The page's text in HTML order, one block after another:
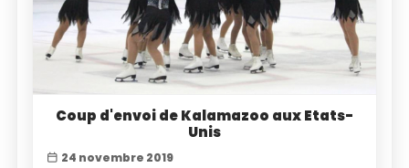
Coup d'envoi de Kalamazoo aux Etats-
Unis
24 novembre 2019